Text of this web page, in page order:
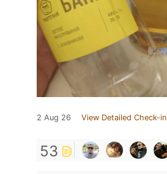
2 Aug 26 View Detailed Check-in
53